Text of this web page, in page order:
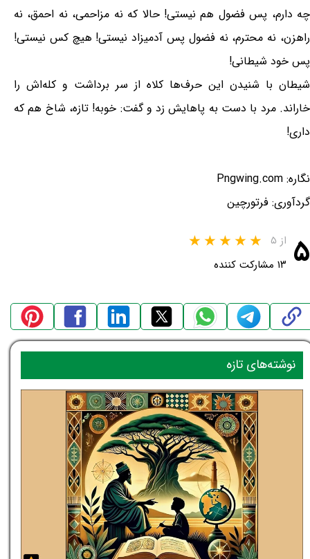
چه دارم، پس فضول هم نیستی! حالا که نه مزاحمی، نه احمق، نه
راهزن، نه محترم، نه فضول پس آدمیزاد نیستی! هیچ کس نیستی!
پس خود شیطانی!
شیطان با شنیدن این حرف‌ها کلاه از سر برداشت و کله‌اش را
خاراند. مرد با دست به پاهایش زد و گفت: خوبه! تازه، شاخ هم که
داری!
نگاره: Pngwing.com
گردآوری: فرتورچین
۵ از ۵
۱۳ مشارکت کننده
نوشته‌های تازه